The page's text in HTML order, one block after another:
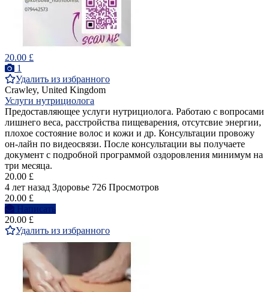
20.00 £
1
Удалить из избранного
Crawley, United Kingdom
Услуги нутрициолога
Предоставляющее услуги нутрициолога. Работаю с вопросами
лишнего веса, расстройства пищеварения, отсутсвие энергии,
плохое состояние волос и кожи и др. Консультации провожу
он-лайн по видеосвязи. После консультации вы получаете
документ с подробной программой оздоровления минимум на
три месяца.
20.00 £
4 лет назад Здоровье 726 Просмотров
20.00 £
Написать
20.00 £
Удалить из избранного